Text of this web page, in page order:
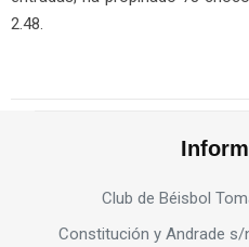
2.48.
Club de Béisbol
Constitución y Andrade s/